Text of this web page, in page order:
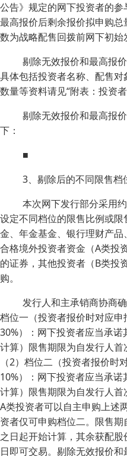
公告》规定的网下投资者的
最高报价后剩余报价拟申购
数为战略配售回拨前网下初始
剔除无效报价和最高报
具体包括投资者名称、配售
数量等资料请见“附表：投资者
剔除无效报价和最高报
下：
■
3、剔除后的不同限售
本次网下发行部分采用
设定不同档位的限售比例或
金、年金基金、银行理财产
合格境外投资者资金（A类投
的证券，其他投资者（B类投
购。
发行人和主承销商协商
档位一（投资者报价时对应
30%）：网下投资者应当承
计算）限售期限为自发行人首
（2）档位二（投资者报价
10%）：网下投资者应当承
计算）限售期限为自发行人首
A类投资者可以自主申购上述
资者仅可申购档位二。限售
之日起开始计算，其余获配
日即可交易。剔除无效报价